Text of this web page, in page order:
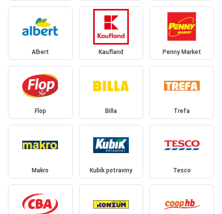
Albert Kaufland Penny Market
Flop Billa Trefa
Makro Kubík potraviny Tesco